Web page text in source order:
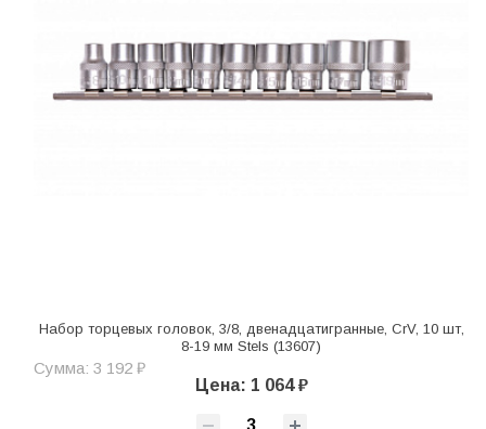
Набор торцевых головок, 3/8, двенадцатигранные, CrV, 10 шт,
8-19 мм Stels (13607)
Сумма: 3 192 ₽
Цена: 1 064 ₽